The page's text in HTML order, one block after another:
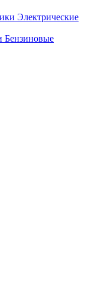
Электрические
Бензиновые